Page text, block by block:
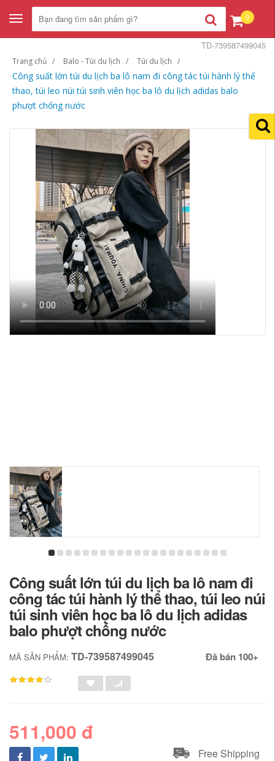
Toggle
navigation
0
Trang chủ Balo - Túi du lịch Túi du lịch
Công suất lớn túi du lịch ba lô nam đi công tác túi hành lý thể
thao, túi leo núi túi sinh viên học ba lô du lịch adidas balo
phượt chống nước
TD-739587499045
Công suất lớn túi du lịch ba lô nam đi
công tác túi hành lý thể thao, túi leo núi
túi sinh viên học ba lô du lịch adidas
balo phượt chống nước
MÃ SẢN PHẨM: TD-739587499045 Đã bán 100+
511,000 đ
Free Shipping